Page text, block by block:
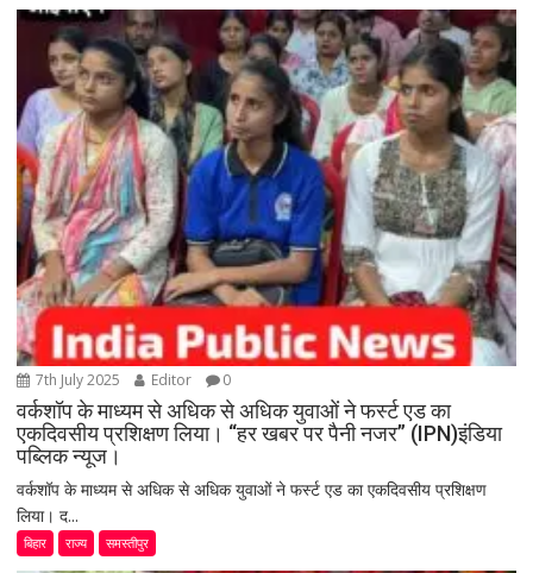
7th July 2025 Editor 0
वर्कशॉप के माध्यम से अधिक से अधिक युवाओं ने फर्स्ट एड का
एकदिवसीय प्रशिक्षण लिया। “हर खबर पर पैनी नजर” (IPN)इंडिया
पब्लिक न्यूज।
वर्कशॉप के माध्यम से अधिक से अधिक युवाओं ने फर्स्ट एड का एकदिवसीय प्रशिक्षण
लिया। द...
बिहार राज्य समस्तीपुर